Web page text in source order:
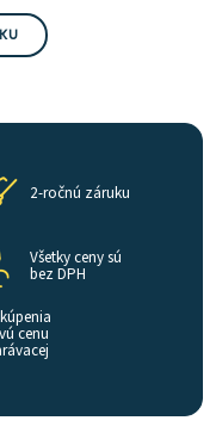
2-ročnú záruku
Všetky ceny sú
bez DPH
cenu